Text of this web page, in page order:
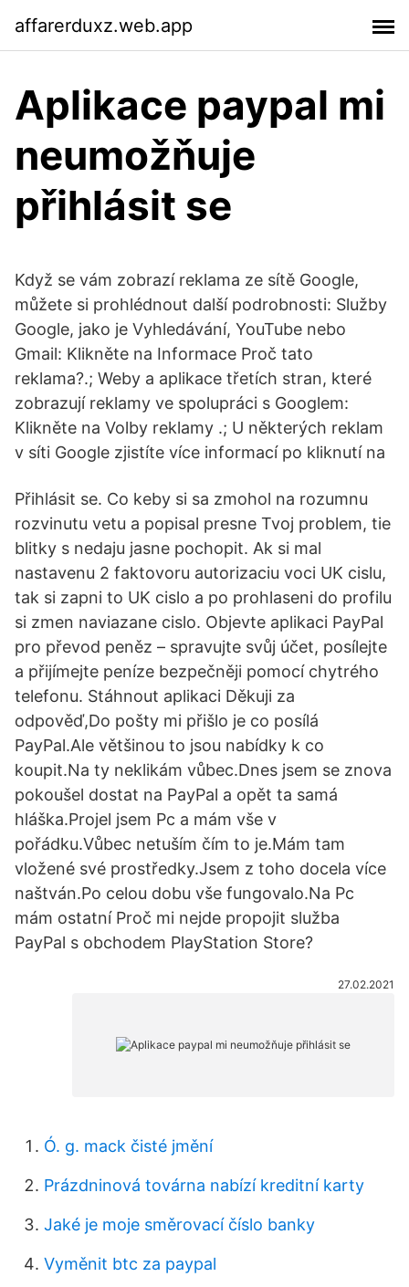
affarerduxz.web.app
Aplikace paypal mi
neumožňuje
přihlásit se
Když se vám zobrazí reklama ze sítě Google,
můžete si prohlédnout další podrobnosti: Služby
Google, jako je Vyhledávání, YouTube nebo
Gmail: Klikněte na Informace Proč tato
reklama?.; Weby a aplikace třetích stran, které
zobrazují reklamy ve spolupráci s Googlem:
Klikněte na Volby reklamy .; U některých reklam
v síti Google zjistíte více informací po kliknutí na
Přihlásit se. Co keby si sa zmohol na rozumnu
rozvinutu vetu a popisal presne Tvoj problem, tie
blitky s nedaju jasne pochopit. Ak si mal
nastavenu 2 faktovoru autorizaciu voci UK cislu,
tak si zapni to UK cislo a po prohlaseni do profilu
si zmen naviazane cislo. Objevte aplikaci PayPal
pro převod peněz – spravujte svůj účet, posílejte
a přijímejte peníze bezpečněji pomocí chytrého
telefonu. Stáhnout aplikaci Děkuji za
odpověď,Do pošty mi přišlo je co posílá
PayPal.Ale většinou to jsou nabídky k co
koupit.Na ty neklikám vůbec.Dnes jsem se znova
pokoušel dostat na PayPal a opět ta samá
hláška.Projel jsem Pc a mám vše v
pořádku.Vůbec netuším čím to je.Mám tam
vložené své prostředky.Jsem z toho docela více
naštván.Po celou dobu vše fungovalo.Na Pc
mám ostatní Proč mi nejde propojit služba
PayPal s obchodem PlayStation Store?
27.02.2021
Ó. g. mack čisté jmění
Prázdninová továrna nabízí kreditní karty
Jaké je moje směrovací číslo banky
Vyměnit btc za paypal